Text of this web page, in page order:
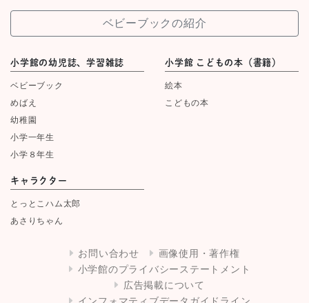
ベビーブックの紹介
小学館の幼児誌、学習雑誌
ベビーブック
めばえ
幼稚園
小学一年生
小学８年生
小学館 こどもの本（書籍）
絵本
こどもの本
キャラクター
とっとこハム太郎
あさりちゃん
お問い合わせ
画像使用・著作権
小学館のプライバシーステートメント
広告掲載について
インフォマティブデータガイドライン